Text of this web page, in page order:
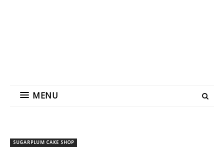
MENU
SUGARPLUM CAKE SHOP